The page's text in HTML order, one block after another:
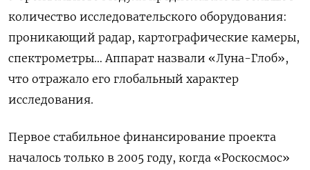
количество исследовательского оборудования:
проникающий радар, картографические камеры,
спектрометры… Аппарат назвали «Луна-Глоб»,
что отражало его глобальный характер
исследования.
Первое стабильное финансирование проекта
началось только в 2005 году, когда «Роскосмос»